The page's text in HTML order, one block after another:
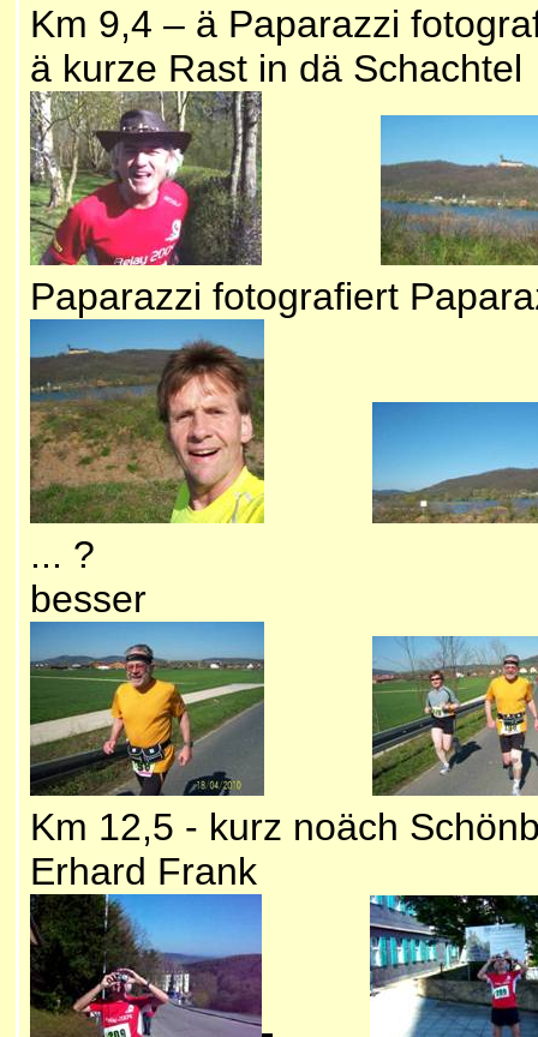
Km 9,4 – ä Paparazzi
ä kurze Rast in dä Schachtel
Paparazzi fotografiert
... ? Noja ...
besser
Km 12,5 - kurz noäch
Erhard Frank